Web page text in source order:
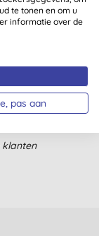
het
koop ik niet
te tonen en om u
informatie over de
pas aan